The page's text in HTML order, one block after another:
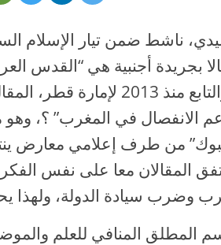
ناشط ضمن تيار الإسلام
بجريدة أجنبية هي “القدس
الإسلامي ـ والتابع منذ
الانفصال في المغرب” ؟،
من طرف إعلامي معارض
المقالان معا على نفس
وضرب سيادة الدولة، ولهذا
المطلق المنافي للعلم